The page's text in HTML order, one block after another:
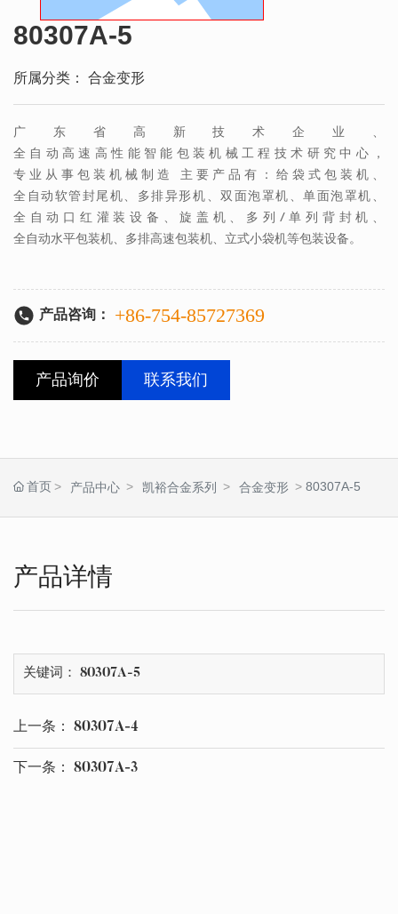
80307A-5
所属分类： 合金变形
广东省高新技术企业、
全自动高速高性能智能包装机械工程技术研究中心，
专业从事包装机械制造 主要产品有：给袋式包装机、
全自动软管封尾机、多排异形机、双面泡罩机、单面泡罩机、
全自动口红灌装设备、旋盖机、多列/单列背封机、
全自动水平包装机、多排高速包装机、立式小袋机等包装设备。
产品咨询： +86-754-85727369
产品询价 联系我们
首页 产品中心 凯裕合金系列 合金变形 80307A-5
产品详情
关键词： 80307A-5
上一条： 80307A-4
下一条： 80307A-3